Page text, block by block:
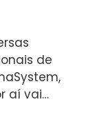
de
aí vai…